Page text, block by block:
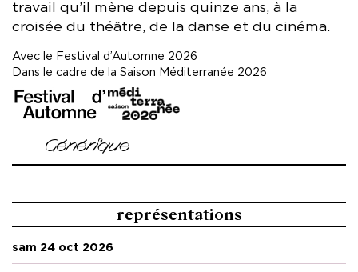
travail qu’il mène depuis quinze ans, à la
croisée du théâtre, de la danse et du cinéma.
Avec le Festival d’Automne 2026
Dans le cadre de la Saison Méditerranée 2026
image image
Générique
Création lumière et visuels originaux Amir Parsa
Costumes Negar Nemati
Production the- hOle -studio
représentations
sam 24 oct 2026